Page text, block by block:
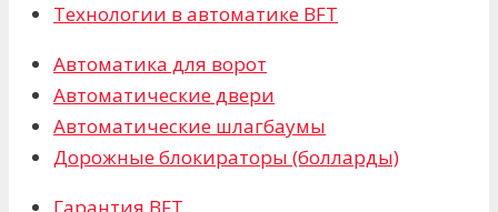
Технологии в автоматике BFT
Автоматика для ворот
Автоматические двери
Автоматические шлагбаумы
Дорожные блокираторы (болларды)